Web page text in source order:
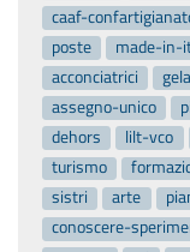
caaf-
poste
made-in-
acconciatrici
assegno-unico
dehors
lilt-vco
turismo
sistri
arte
conoscere-